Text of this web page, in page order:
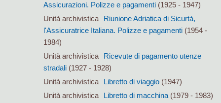
Assicurazioni. Polizze e pagamenti(1925 - 1947)
Unità archivistica
Riunione Adriatica di Sicurtà,
l'Assicuratrice Italiana. Polizze e pagamenti(1954 -
1984)
Unità archivistica
Ricevute di pagamento utenze
stradali(1927 - 1928)
Unità archivistica
Libretto di viaggio(1947)
Unità archivistica
Libretto di macchina(1979 - 1983)